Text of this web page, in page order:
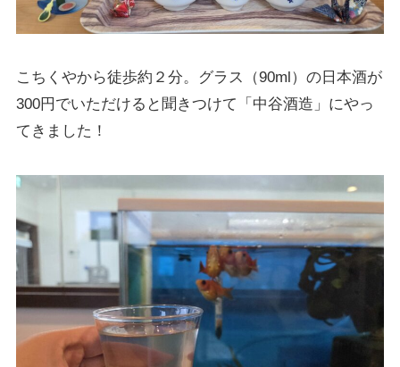
こちくやから徒歩約２分。グラス（90ml）の日本酒が
300円でいただけると聞きつけて「中谷酒造」にやっ
てきました！